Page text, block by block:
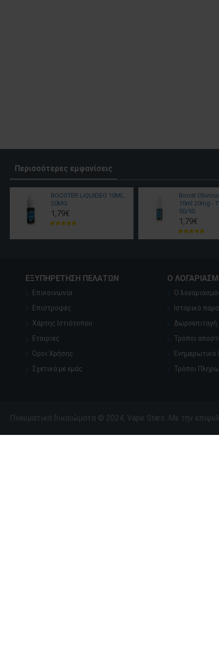
Περισσότερες εμφανίσεις
BOOSTER LIQUIDEO 10ML
20MG
1,79€
Boost
10ml 20mg -
50/50
1,79€
ΕΞΥΠΗΡΈΤΗΣΗ ΠΕΛΑΤΏΝ
Επικοινωνία
Επιστροφές
Χάρτης Ιστιότοπου
Εταιρίες
Όροι Χρήσης
Σχετικά με εμάς
Ο
Ο
Ιστορικό
Δωροεπιταγή
Τρόποι
Ενημερωτικό
Τρόποι
Πνευματικά δικαιώματα © 2024, Vape Stars .Με την